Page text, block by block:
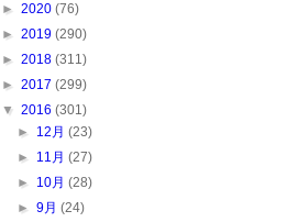
► 2020 (76)
► 2019 (290)
► 2018 (311)
► 2017 (299)
▼ 2016 (301)
► 12月 (23)
► 11月 (27)
► 10月 (28)
►9月 (24)